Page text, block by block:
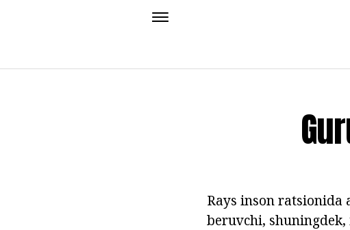
Rays inson ratsionida
beruvchi,